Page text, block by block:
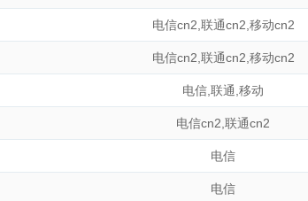
电信cn2 联通cn2 移动cn2
电信cn2 联通cn2 移动cn2
电信 联通 移动
电信cn2 联通cn2
电信
电信